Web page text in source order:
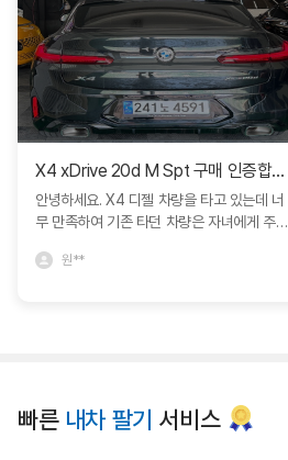
X4 xDrive 20d M Spt 구매 인증합니다.
안녕하세요. X4 디젤 차량을 타고 있는데 너
무 만족하여 기존 타던 차량은 자녀에게 주고
비교도 많이 하였지만 블로그에서 보고 문의
은 차량 감사합니다. ^^
원**
빠른 내차 팔기 서비스